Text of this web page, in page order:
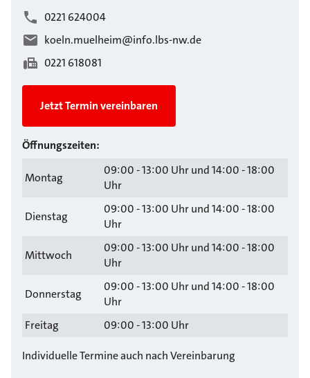
0221 624004
koeln.muelheim@info.lbs-nw.de
0221 618081
Jetzt Termin vereinbaren
Öffnungszeiten:
Montag
09:00 - 13:00 Uhr und 14:00 - 18:00
Uhr
Dienstag
09:00 - 13:00 Uhr und 14:00 - 18:00
Uhr
Mittwoch
09:00 - 13:00 Uhr und 14:00 - 18:00
Uhr
Donnerstag
09:00 - 13:00 Uhr und 14:00 - 18:00
Uhr
Freitag
09:00 - 13:00 Uhr
Individuelle Termine auch nach Vereinbarung